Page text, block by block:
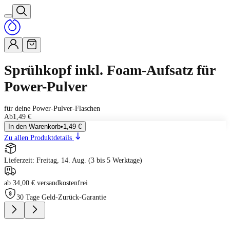
Sprühkopf inkl. Foam-Aufsatz für
Power-Pulver
für deine Power-Pulver-Flaschen
Ab1,49 €
In den Warenkorb•1,49 €
Zu allen Produktdetails
Lieferzeit: Freitag, 14. Aug. (3 bis 5 Werktage)
ab 34,00 € versandkostenfrei
30 Tage Geld-Zurück-Garantie